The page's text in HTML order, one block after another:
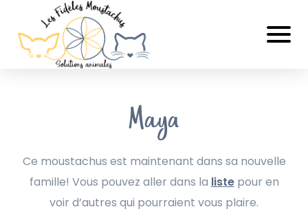
Maya
Ce moustachus est maintenant dans sa nouvelle
famille! Vous pouvez aller dans la listepour en
voir d’autres qui pourraient vous plaire.